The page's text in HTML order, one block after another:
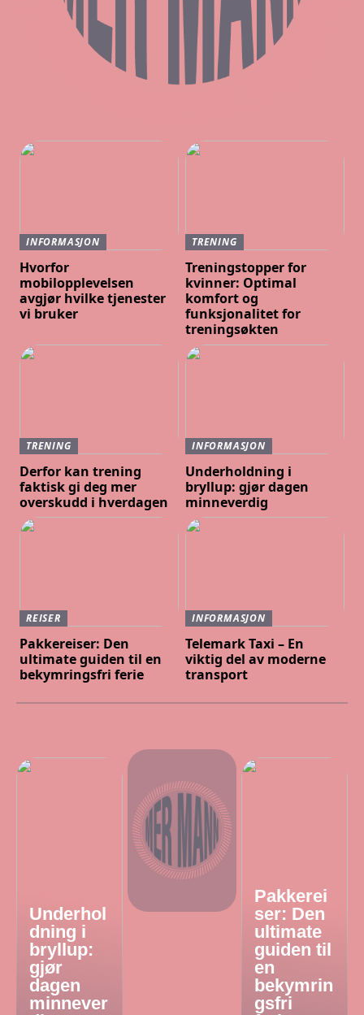
INFORMASJON
Hvorfor
mobilopplevelsen
avgjør hvilke tjenester
vi bruker
TRENING
Treningstopper for
kvinner: Optimal
komfort og
funksjonalitet for
treningsøkten
TRENING
Derfor kan trening
faktisk gi deg mer
overskudd i hverdagen
INFORMASJON
Underholdning i
bryllup: gjør dagen
minneverdig
REISER
Pakkereiser: Den
ultimate guiden til en
bekymringsfri ferie
INFORMASJON
Telemark Taxi – En
viktig del av moderne
transport
Underhol
dning i
bryllup:
gjør
dagen
minnever
Pakkerei
ser: Den
ultimate
guiden til
en
bekymrin
gsfri